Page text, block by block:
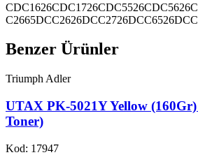
CDC1626CDC1726CDC5526CDC5626
C2665DCC2626DCC2726DCC6526
Benzer Ürünler
Triumph Adler
UTAX PK-5021Y Yellow
Toner)
Kod: 17947